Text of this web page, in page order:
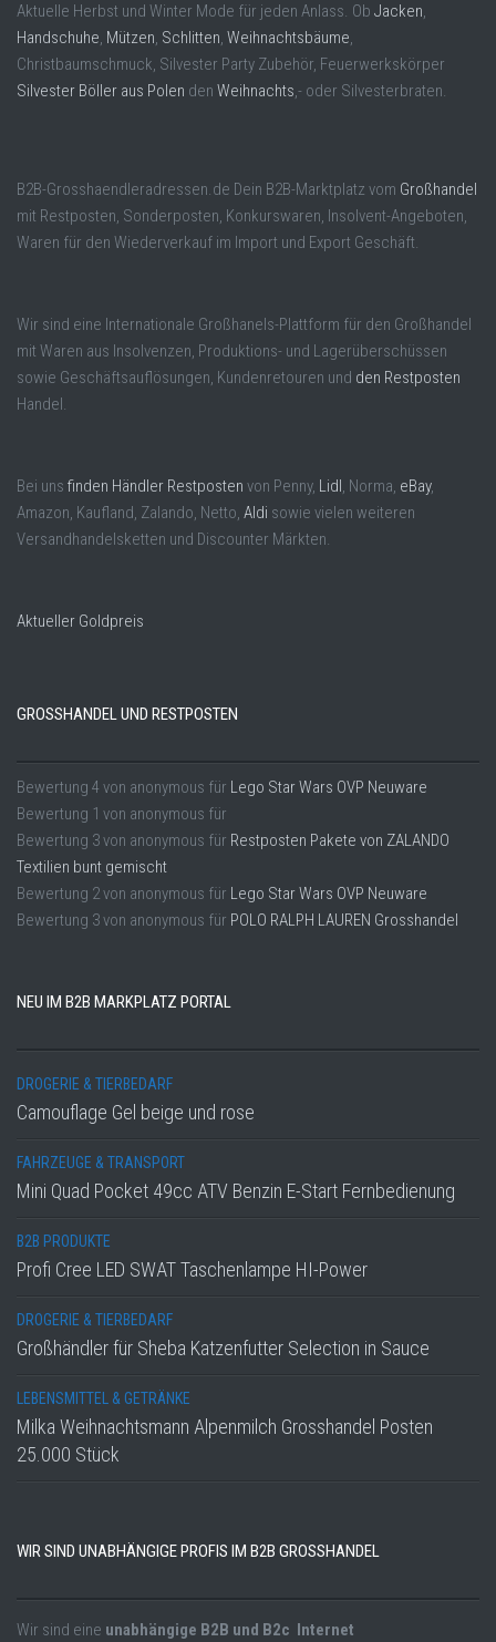
Aktuelle Herbst und Winter Mode für jeden Anlass. Ob Jacken,
Handschuhe, Mützen, Schlitten, Weihnachtsbäume,
Christbaumschmuck, Silvester Party Zubehör, Feuerwerkskörper
Silvester Böller aus Polen den Weihnachts,- oder Silvesterbraten.
B2B-Grosshaendleradressen.de Dein B2B-Marktplatz vom Großhandel
mit Restposten, Sonderposten, Konkurswaren, Insolvent-Angeboten,
Waren für den Wiederverkauf im Import und Export Geschäft.
Wir sind eine Internationale Großhanels-Plattform für den Großhandel
mit Waren aus Insolvenzen, Produktions- und Lagerüberschüssen
sowie Geschäftsauflösungen, Kundenretouren und den Restposten
Handel.
Bei uns finden Händler Restposten von Penny, Lidl , Norma, eBay,
Amazon, Kaufland, Zalando, Netto, Aldi sowie vielen weiteren
Versandhandelsketten und Discounter Märkten.
Aktueller Goldpreis
GROSSHANDEL UND RESTPOSTEN
Bewertung 4 von anonymous für Lego Star Wars OVP Neuware
Bewertung 1 von anonymous für
Bewertung 3von anonymous für Restposten Pakete von ZALANDO
Textilien bunt gemischt
Bewertung 2von anonymous für Lego Star Wars OVP Neuware
Bewertung 3von anonymous für POLO RALPH LAUREN Grosshandel
NEU IM B2B MARKPLATZ PORTAL
DROGERIE & TIERBEDARF
Camouflage Gel beige und rose
FAHRZEUGE & TRANSPORT
Mini Quad Pocket 49cc ATV Benzin E-Start Fernbedienung
B2B PRODUKTE
Profi Cree LED SWAT Taschenlampe HI-Power
DROGERIE & TIERBEDARF
Großhändler für Sheba Katzenfutter Selection in Sauce
LEBENSMITTEL & GETRÄNKE
Milka Weihnachtsmann Alpenmilch Grosshandel Posten
25.000 Stück
WIR SIND UNABHÄNGIGE PROFIS IM B2B GROSSHANDEL
Wir sind eine unabhängige B2B und B2c Internet